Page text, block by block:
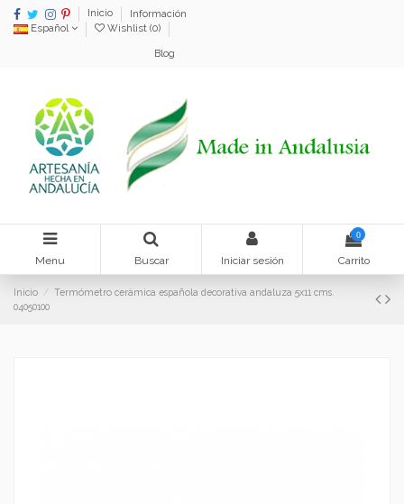
Inicio
Información
Español
Wishlist (0)
Blog
Menu Buscar Iniciar sesión
0
Carrito
Inicio
Termómetro cerámica española decorativa andaluza 5x11 cms.
04050100